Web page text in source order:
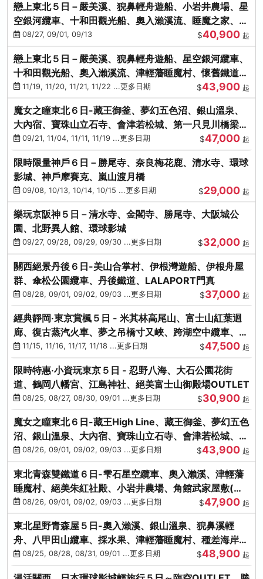
戀上東北５日－嚴美溪、猊鼻輕舟遊船、小岩井農場、星
空銀河纜車、十和田觀光船、奧入瀨溪流、睡魔之家、朱
紅社殿（仙台／青森）
08/27, 09/01, 09/13 $40,900 起
戀上東北５日－嚴美溪、猊鼻輕舟遊船、星空銀河纜車、
十和田觀光船、奧入瀨溪流、津輕藩睡魔村、懷舊鐵道
（青森／仙台）
11/19, 11/20, 11/21, 11/22 ...更多日期 $43,900 起
魔女之瞳東北６日-藏王御釜、夢幻五色沼、銀山溫泉、
大內宿、寶珠山立石寺、會津若松城、第一只見川橋梁、
燒肉吃到飽
09/21, 11/04, 11/11, 11/19 ...更多日期 $47,000 起
限時限量神戶６日－勝尾寺、奈良梅花鹿、清水寺、環球
影城、神戶摩賽克、嵐山渡月橋
09/08, 10/13, 10/14, 10/15 ...更多日期 $29,000 起
樂玩京阪神５日－清水寺、金閣寺、勝尾寺、大阪城公
園、北野異人館、環球影城
09/27, 09/28, 09/29, 09/30 ...更多日期 $32,000 起
關西絕景丹後６日-美山合掌村、伊根灣遊船、伊根舟屋
群、傘松公園纜車、丹後鐵道、LALAPORT門真
08/28, 09/01, 09/02, 09/03 ...更多日期 $37,000 起
經典靜岡‧東京賞楓５日 - 米其林高尾山、富士山紅葉迴
廊、復古蒸汽火車、夢之吊橋寸又峽、跨湖空中纜車、抹
茶體驗、三溪園
11/15, 11/16, 11/17, 11/18 ...更多日期 $47,500 起
限時特惠‧小資玩東京５日 - 忍野八海、大石公園花街
道、鶴岡八幡宮、江島神社、絕美富士山御殿場OUTLET
08/25, 08/27, 08/30, 09/01 ...更多日期 $30,900 起
魔女之瞳東北６日-藏王High Line、藏王御釜、夢幻五色
沼、銀山溫泉、大內宿、寶珠山立石寺、會津若松城、燒
肉吃到飽
08/26, 09/01, 09/02, 09/03 ...更多日期 $43,900 起
東北青森雙鐵道６日-雫石星空纜車、奧入瀨溪、津輕藩
睡魔村、絕美朱紅社殿、小岩井農場、角館武家屋敷(不
進免稅店)
08/26, 09/01, 09/02, 09/03 ...更多日期 $47,900 起
東北星野青森屋５日-奧入瀨溪、銀山溫泉、猊鼻溪輕
舟、八甲田山纜車、採水果、津輕藩睡魔村、種差海岸、
法式料理(不進免稅店)
08/25, 08/28, 08/31, 09/01 ...更多日期 $48,900 起